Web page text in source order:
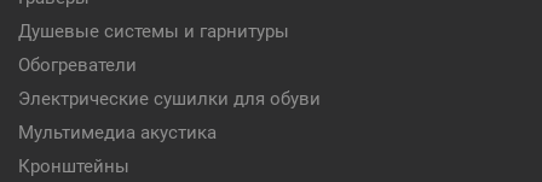
Душевые системы и гарнитуры
Обогреватели
Электрические сушилки для обуви
Мультимедиа акустика
Кронштейны